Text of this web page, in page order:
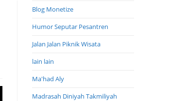
Blog Monetize
Humor Seputar Pesantren
Jalan Jalan Piknik Wisata
lain lain
Ma'had Aly
Madrasah Diniyah Takmiliyah